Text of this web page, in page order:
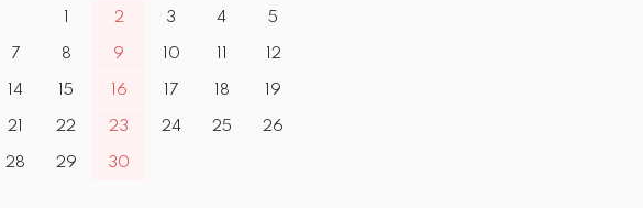
2 3 4 5
7 8 9 10 12
14 15 16 17 18 19
21 22 23 24 25 26
28 29 30